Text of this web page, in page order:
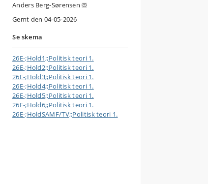
Anders Berg-Sørensen
Gemt den 04-05-2026
Se skema
26E-;Hold1;;Politisk teori 1.
26E-;Hold2;;Politisk teori 1.
26E-;Hold3;;Politisk teori 1.
26E-;Hold4;;Politisk teori 1.
26E-;Hold5;;Politisk teori 1.
26E-;Hold6;;Politisk teori 1.
26E-;HoldSAMF/TV;;Politisk teori 1.